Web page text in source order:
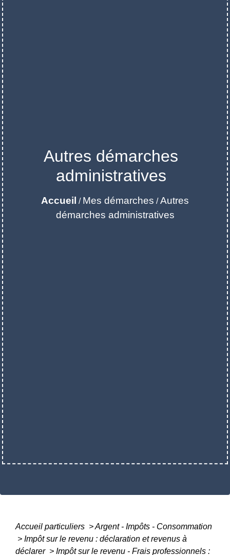
Autres démarches
administratives
Accueil / Mes démarches /Autres
démarches administratives
Accueil particuliers >Argent - Impôts - Consommation
> Impôt sur le revenu : déclaration et revenus à
déclarer > Impôt sur le revenu - Frais professionnels :